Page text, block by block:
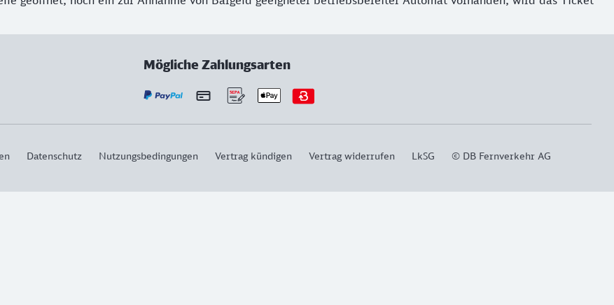
Mögliche Zahlungsarten
Datenschutz Nutzungsbedingungen Vertrag kündigen Vertrag widerrufen LkSG © DB Fernverkehr AG